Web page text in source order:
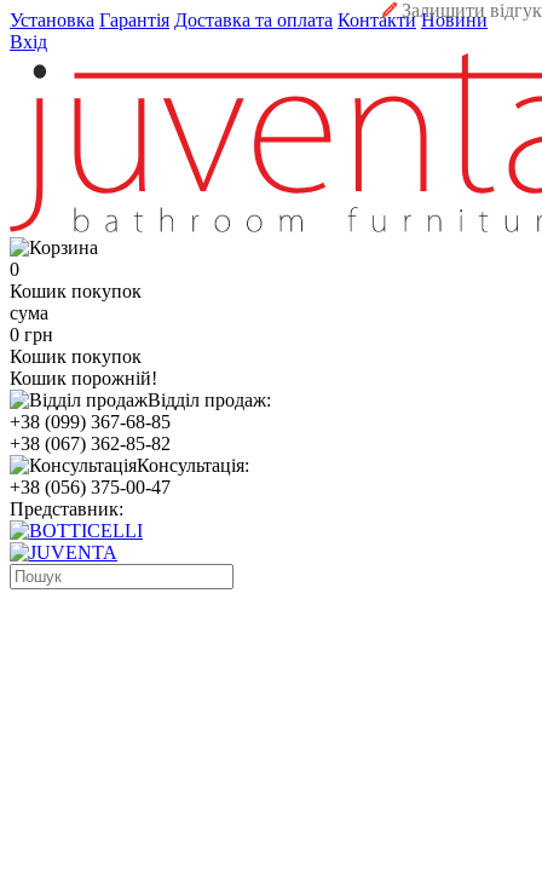
Установка Гарантія Доставка та оплата Контакти Новини
Вхід
0
Кошик покупок
сума
0 грн
Кошик покупок
Кошик порожній!
Відділ продаж:
+38 (099) 367-68-85
+38 (067) 362-85-82
Консультація:
+38 (056) 375-00-47
Представник:
Залишити відгук